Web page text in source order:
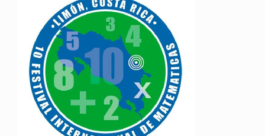
lateral
del
artículo